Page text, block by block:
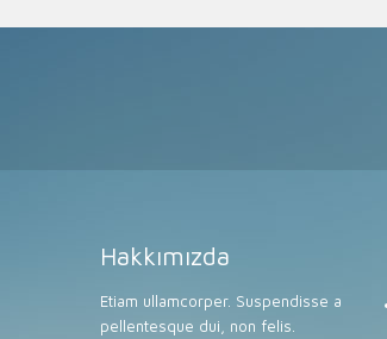
Hakkımızda
Etiam ullamcorper. Suspendisse a
pellentesque dui, non felis.